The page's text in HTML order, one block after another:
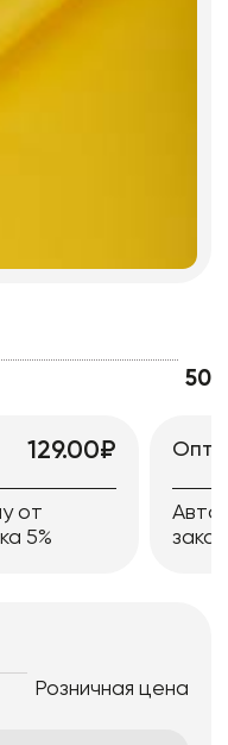
50
129.00₽
от
5%
Розничная цена